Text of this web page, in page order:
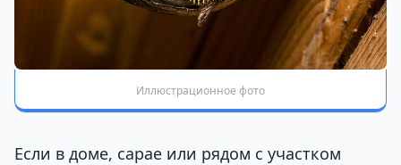
Иллюстрационное фото
Если в доме, сарае или рядом с участком